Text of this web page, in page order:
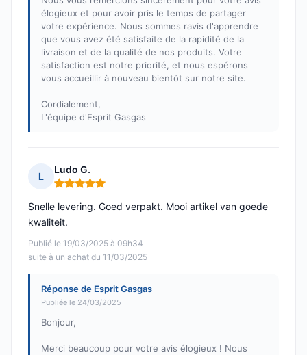
élogieux et pour avoir pris le temps de partager
votre expérience. Nous sommes ravis d'apprendre
que vous avez été satisfaite de la rapidité de la
livraison et de la qualité de nos produits. Votre
satisfaction est notre priorité, et nous espérons
vous accueillir à nouveau bientôt sur notre site.
Cordialement,
L'équipe d'Esprit Gasgas
L
Ludo G.
Note : 5 sur 5
Publié le 19/03/2025 à 09h34
suite à un achat du 11/03/2025
Snelle levering. Goed verpakt. Mooi artikel van goede
kwaliteit.
Réponse de Esprit Gasgas
Publiée le 24/03/2025
Bonjour,
Merci beaucoup pour votre avis élogieux ! Nous